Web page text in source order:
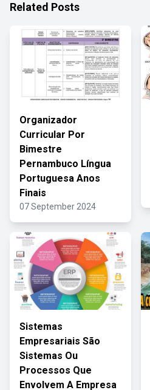
Related Posts
Organizador
Curricular Por
Bimestre
Pernambuco Língua
Portuguesa Anos
Finais
07 September 2024
Sistemas
Empresariais São
Sistemas Ou
Processos Que
Envolvem A Empresa